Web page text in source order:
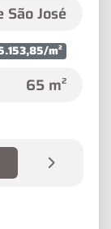
José
m²
65 m²